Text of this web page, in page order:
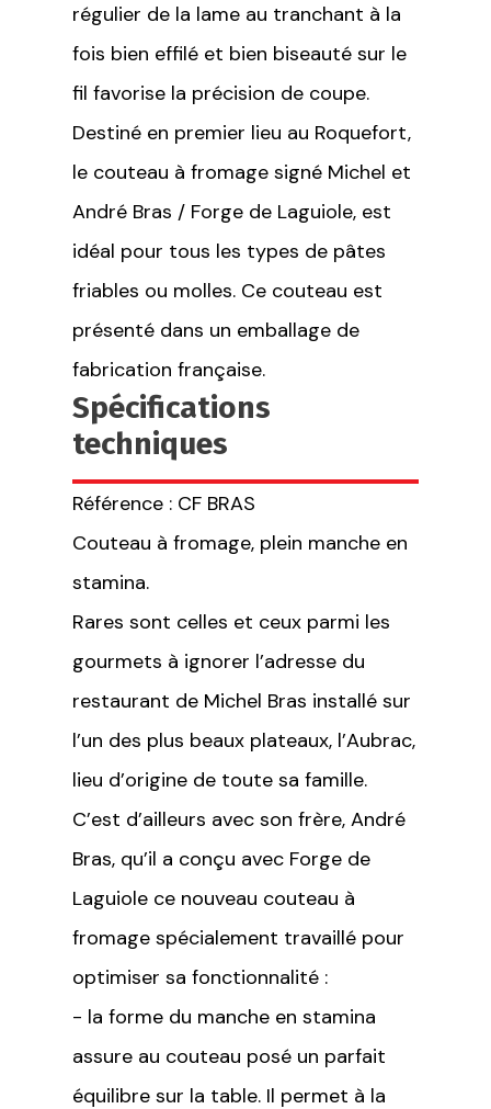
régulier de la lame au tranchant à la
fois bien effilé et bien biseauté sur le
fil favorise la précision de coupe.
Destiné en premier lieu au Roquefort,
le couteau à fromage signé Michel et
André Bras / Forge de Laguiole, est
idéal pour tous les types de pâtes
friables ou molles. Ce couteau est
présenté dans un emballage de
fabrication française.
Spécifications
techniques
Référence : CF BRAS
Couteau à fromage, plein manche en
stamina.
Rares sont celles et ceux parmi les
gourmets à ignorer l’adresse du
restaurant de Michel Bras installé sur
l’un des plus beaux plateaux, l’Aubrac,
lieu d’origine de toute sa famille.
C’est d’ailleurs avec son frère, André
Bras, qu’il a conçu avec Forge de
Laguiole ce nouveau couteau à
fromage spécialement travaillé pour
optimiser sa fonctionnalité :
- la forme du manche en stamina
assure au couteau posé un parfait
équilibre sur la table. Il permet à la